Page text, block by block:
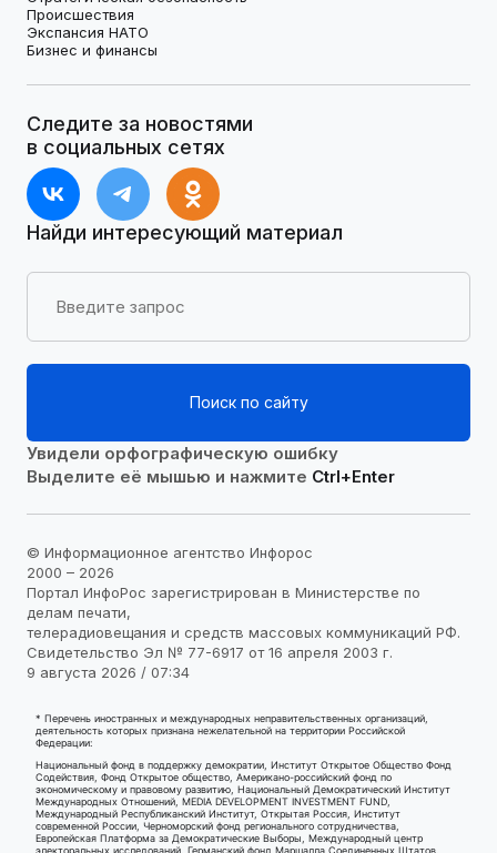
Происшествия
Экспансия НАТО
Бизнес и финансы
Следите за новостями
в социальных сетях
Найди интересующий материал
Поиск по сайту
Увидели орфографическую ошибку
Выделите её мышью и нажмите Ctrl+Enter
© Информационное агентство Инфорос
2000 – 2026
Портал ИнфоРос зарегистрирован в Министерстве по
делам печати,
телерадиовещания и средств массовых коммуникаций РФ.
Свидетельство Эл № 77-6917 от 16 апреля 2003 г.
9 августа 2026 / 07:34